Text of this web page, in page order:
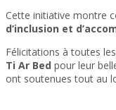
Cette initiative montre
d’inclusion et
Félicitations à toutes
Ti Ar Bed pour leur
ont soutenues tout au